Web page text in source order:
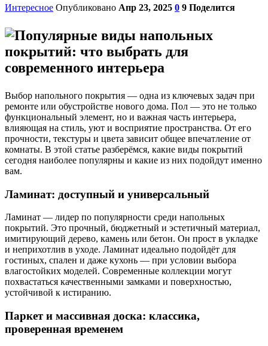
Интересное Опубликовано Апр 23, 2025 0 9 Поделится
Выбор напольного покрытия — одна из ключевых задач при
ремонте или обустройстве нового дома. Пол — это не только
функциональный элемент, но и важная часть интерьера,
влияющая на стиль, уют и восприятие пространства. От его
прочности, текстуры и цвета зависит общее впечатление от
комнаты. В этой статье разберёмся, какие виды покрытий
сегодня наиболее популярны и какие из них подойдут именно
вам.
Ламинат: доступный и универсальный
Ламинат — лидер по популярности среди напольных
покрытий. Это прочный, бюджетный и эстетичный материал,
имитирующий дерево, камень или бетон. Он прост в укладке
и неприхотлив в уходе. Ламинат идеально подойдёт для
гостиных, спален и даже кухонь — при условии выбора
влагостойких моделей. Современные коллекции могут
похвастаться качественными замками и поверхностью,
устойчивой к истиранию.
Паркет и массивная доска: классика,
проверенная временем